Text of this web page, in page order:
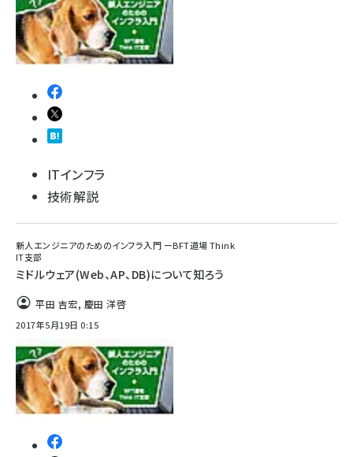
ITインフラ
技術解説
新人エンジニアのためのインフラ入門 ーBFT道場 Think
IT支部
ミドルウェア(Web、AP、DB)について知ろう
平田 吉宏, 慶田 洋啓
2017年5月19日 0:15